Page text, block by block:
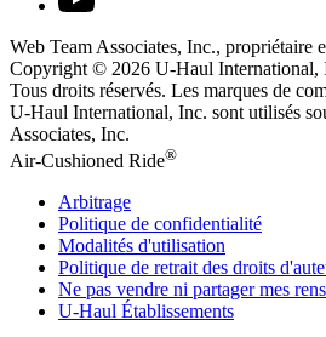
Web Team Associates, Inc., propriétaire
Copyright © 2026 U-Haul International,
Tous droits réservés. Les marques de
U-Haul International, Inc. sont utilisés
Associates, Inc.
Air-Cushioned Ride®
Arbitrage
Politique de confidentialité
Modalités d'utilisation
Politique de retrait des droits
Ne pas vendre ni partager mes
U-Haul Établissements